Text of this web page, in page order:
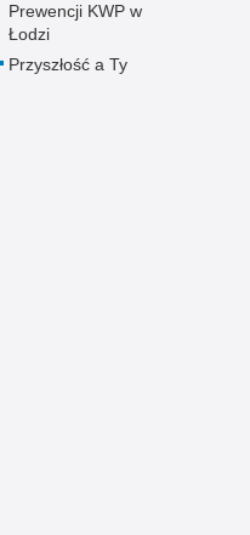
Prewencji KWP w
Łodzi
Przyszłość a Ty